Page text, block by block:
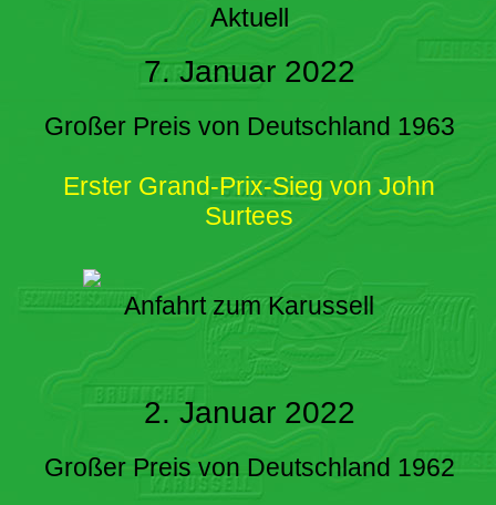
Aktuell
7. Januar 2022
Großer Preis von Deutschland 1963
Erster Grand-Prix-Sieg von John
Surtees
Anfahrt zum Karussell
2. Januar 2022
Großer Preis von Deutschland 1962